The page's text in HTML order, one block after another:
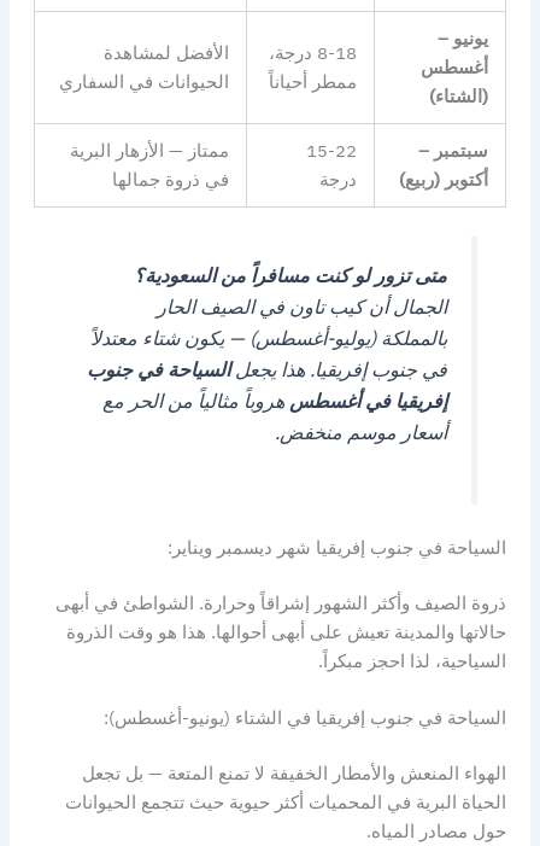
يونيو –
أغسطس
(الشتاء)
8-18 درجة،
ممطر أحياناً
الأفضل لمشاهدة
الحيوانات في السفاري
سبتمبر –
أكتوبر (ربيع)
15-22
درجة
ممتاز — الأزهار البرية
في ذروة جمالها
متى تزور لو كنت مسافراً من السعودية؟
الجمال أن كيب تاون في الصيف الحار
بالمملكة (يوليو-أغسطس) — يكون شتاء معتدلاً
في جنوب إفريقيا. هذا يجعلالسياحة في جنوب
إفريقيا في أغسطسهروباً مثالياً من الحر مع
أسعار موسم منخفض.
السياحة في جنوب إفريقيا شهر ديسمبر ويناير:
ذروة الصيف وأكثر الشهور إشراقاً وحرارة. الشواطئ في أبهى
حالاتها والمدينة تعيش على أبهى أحوالها. هذا هو وقت الذروة
السياحية، لذا احجز مبكراً.
السياحة في جنوب إفريقيا في الشتاء (يونيو-أغسطس):
الهواء المنعش والأمطار الخفيفة لا تمنع المتعة — بل تجعل
الحياة البرية في المحميات أكثر حيوية حيث تتجمع الحيوانات
حول مصادر المياه.